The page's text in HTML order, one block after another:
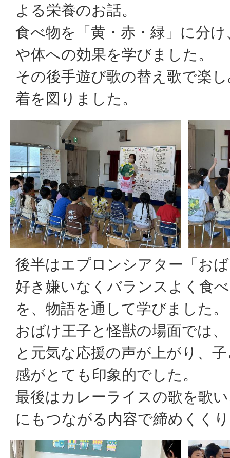
よる栄養のお話。
食べ物を「黄・赤・緑」に分
や体への効果を学びました。
その後手遊び歌の替え歌で楽
着を図りました。
後半はエプロンシアター「お
好き嫌いなくバランスよく食
を、物語を通して学びました。
おばけ王子と怪獣の場面では
と元気な応援の声が上がり、
感がとても印象的でした。
最後はカレーライスの歌を歌
にもつながる内容で締めくく